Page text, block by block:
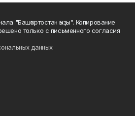
"Башҡортостан ҡыҙы". Копирование
только с письменного согласия
данных